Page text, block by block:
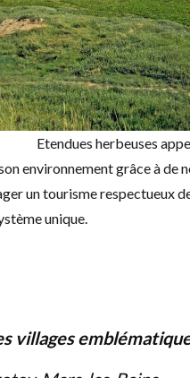
Etendues herbeuses
environnement grâce à
un tourisme respectueux
unique.
villages